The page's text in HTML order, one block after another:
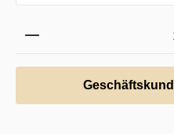
Produkt Anzahl: Gib